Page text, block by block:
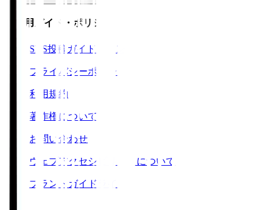
ご利用ガイド・ポリシー
SNS投稿ガイドライン
プライバシーポリシー
利用規約
著作権について
お問い合わせ
ウェブアクセシビリティについて
ブランドガイドライン